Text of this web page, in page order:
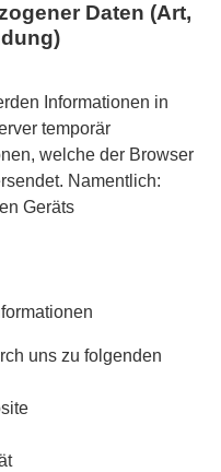
Daten (Art,
Informationen in
temporär
welche der Browser
Namentlich:
Geräts
uns zu folgenden